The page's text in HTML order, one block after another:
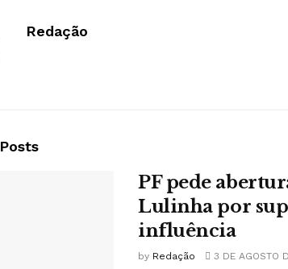
Redação
Posts
PF pede
Lulinha por
influência
by Redação 3 DE AGOSTO